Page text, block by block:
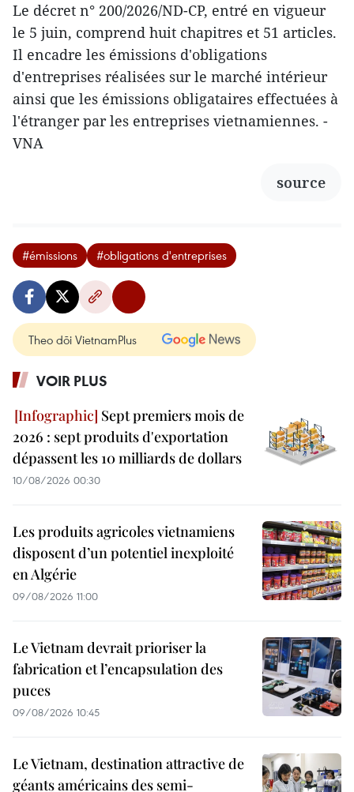
Le décret n° 200/2026/ND-CP, entré en vigueur
le 5 juin, comprend huit chapitres et 51 articles.
Il encadre les émissions d'obligations
d'entreprises réalisées sur le marché intérieur
ainsi que les émissions obligataires effectuées à
l'étranger par les entreprises vietnamiennes. -
VNA
source
#émissions #obligations d'entreprises
Theo dõi VietnamPlus
VOIR PLUS
Sept premiers mois de
2026 : sept produits d'exportation
dépassent les 10 milliards de dollars
10/08/2026 00:30
Les produits agricoles vietnamiens
disposent d’un potentiel inexploité
en Algérie
09/08/2026 11:00
Le Vietnam devrait prioriser la
fabrication et l’encapsulation des
puces
09/08/2026 10:45
Le Vietnam, destination attractive de
géants américains des semi-